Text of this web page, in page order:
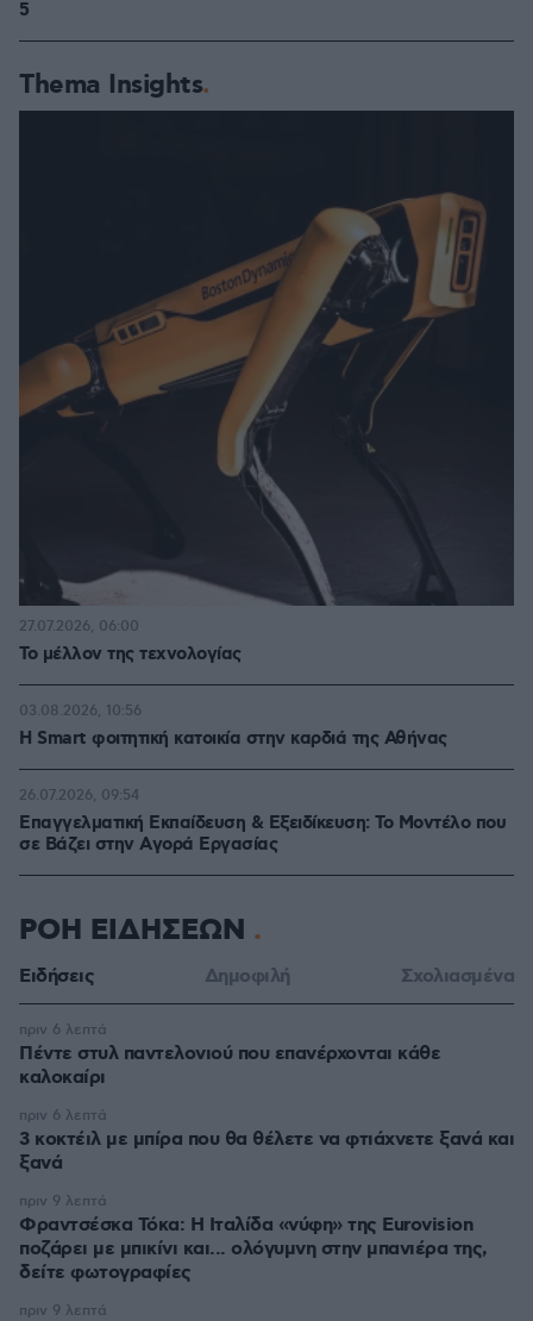
5
Thema Insights
Το μέλλον της τεχνολογίας
27.07.2026, 06:00
Η Smart φοιτητική κατοικία στην καρδιά της Αθήνας
03.08.2026, 10:56
Επαγγελματική Εκπαίδευση & Εξειδίκευση: Το Mοντέλο που
σε Bάζει στην Aγορά Eργασίας
26.07.2026, 09:54
ΡΟΗ ΕΙΔΗΣΕΩΝ
Ειδήσεις Δημοφιλή Σχολιασμένα
Πέντε στυλ παντελονιού που επανέρχονται κάθε
καλοκαίρι
πριν 6 λεπτά
3 κοκτέιλ με μπίρα που θα θέλετε να φτιάχνετε ξανά και
ξανά
πριν 6 λεπτά
Φραντσέσκα Τόκα: Η Ιταλίδα «νύφη» της Eurovision
ποζάρει με μπικίνι και... ολόγυμνη στην μπανιέρα της,
δείτε φωτογραφίες
πριν 9 λεπτά
πριν 9 λεπτά